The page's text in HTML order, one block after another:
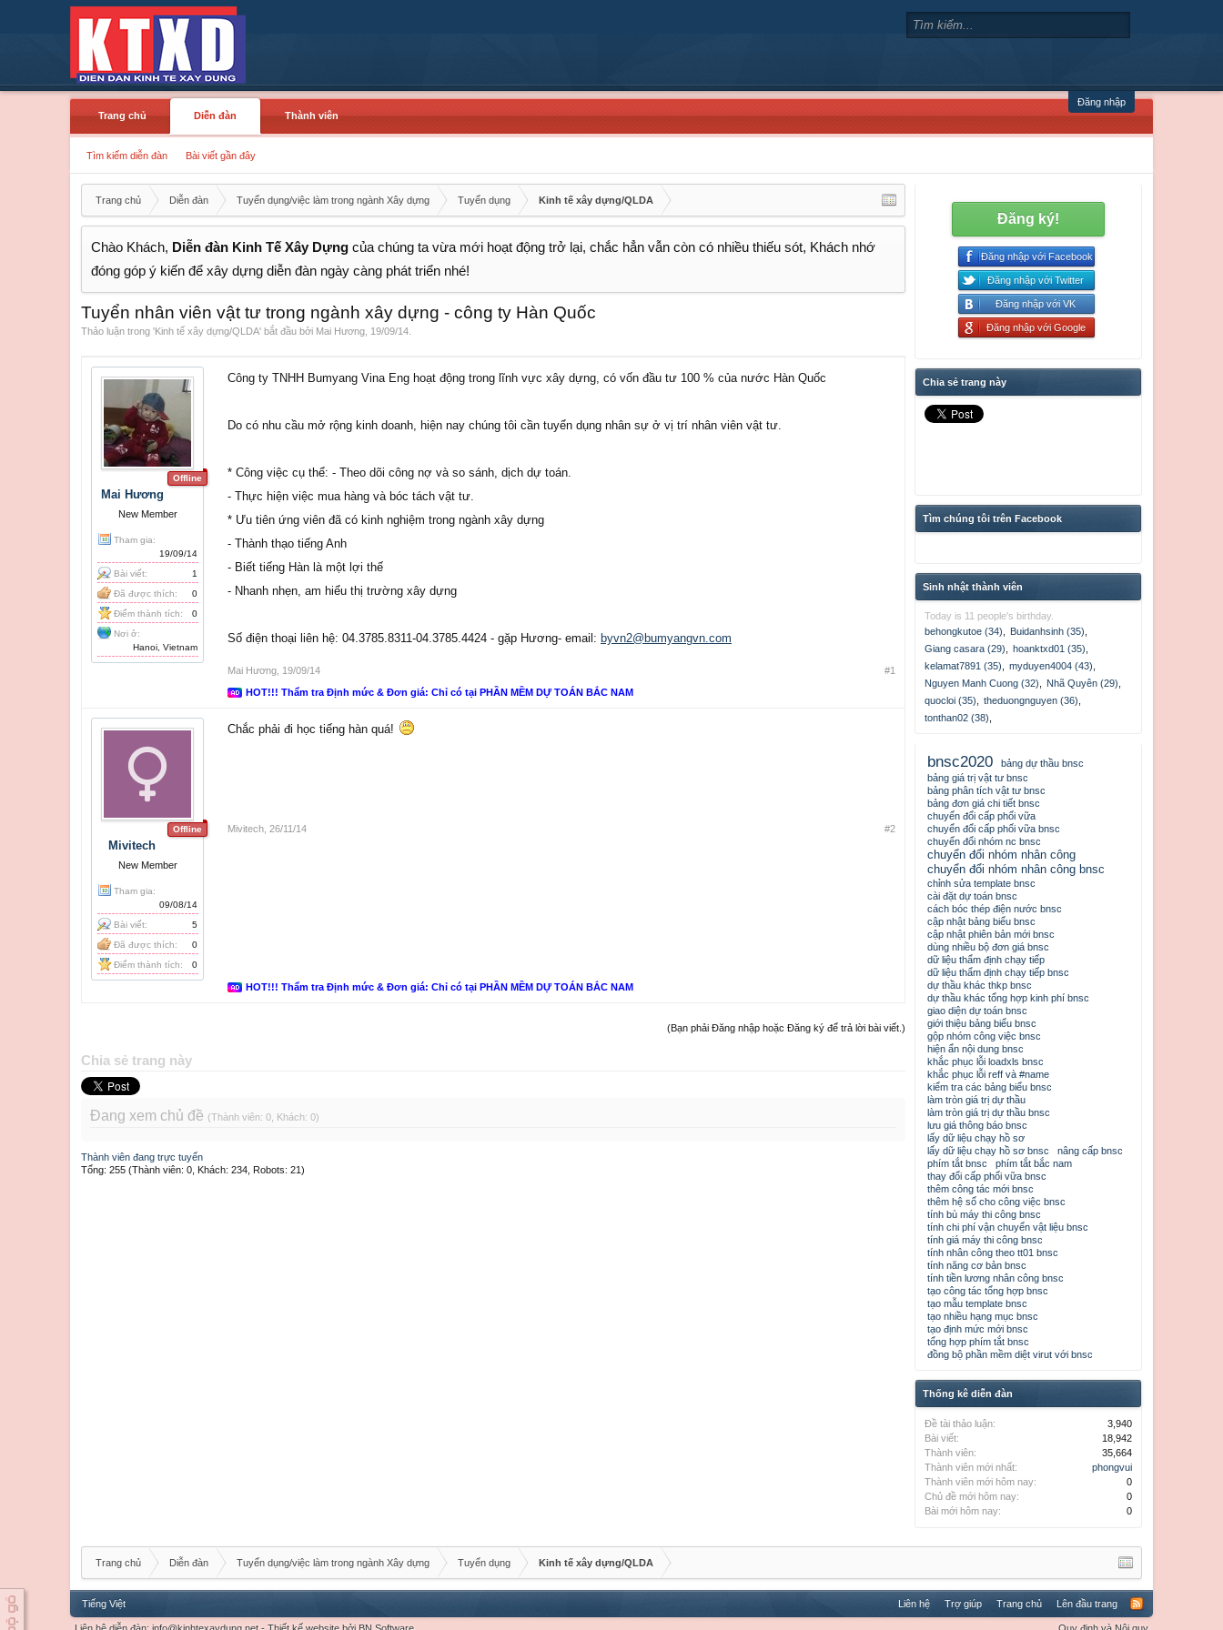
Đăng nhập
Trang chủ
Diễn đàn
Tìm kiếm diễn đàn Bài viết gần đây
Thành viên
Trang chủ Diễn đàn Tuyển dụng/việc làm trong ngành Xây dựng Tuyển dụng Kinh tế xây dựng/QLDA
Chào Khách, Diễn đàn Kinh Tế Xây Dựng của chúng ta vừa mới hoạt động trở lại, chắc hẳn vẫn còn có nhiều thiếu sót, Khách nhớ
đóng góp ý kiến để xây dựng diễn đàn ngày càng phát triển nhé!
Tuyển nhân viên vật tư trong ngành xây dựng - công ty Hàn Quốc
Thảo luận trong 'Kinh tế xây dựng/QLDA' bắt đầu bởi Mai Hương 19/09/14
Offline
Mai Hương
New Member
Tham gia:
19/09/14
Bài viết:
1
Đã được thích:
0
Điểm thành tích:
0
Nơi ở:
Hanoi, Vietnam
Công ty TNHH Bumyang Vina Eng hoạt động trong lĩnh vực xây dựng, có vốn đầu tư 100 % của nước Hàn Quốc
Do có nhu cầu mở rộng kinh doanh, hiện nay chúng tôi cần tuyển dụng nhân sự ở vị trí nhân viên vật tư.
* Công việc cụ thể: - Theo dõi công nợ và so sánh, dịch dự toán.
- Thực hiện việc mua hàng và bóc tách vật tư.
* Ưu tiên ứng viên đã có kinh nghiệm trong ngành xây dựng
- Thành thạo tiếng Anh
- Biết tiếng Hàn là một lợi thế
- Nhanh nhẹn, am hiểu thị trường xây dựng
Số điện thoại liên hệ: 04.3785.8311-04.3785.4424 - gặp Hương- email: byvn2@bumyangvn.com
Mai Hương 19/09/14
#1
HOT!!! Thẩm tra Định mức & Đơn giá: Chỉ có tại PHẦN MỀM DỰ TOÁN BẮC NAM
Offline
Mivitech
New Member
Tham gia:
09/08/14
Bài viết:
5
Đã được thích:
0
Điểm thành tích:
0
Chắc phải đi học tiếng hàn quá!
Mivitech 26/11/14 #2
HOT!!! Thẩm tra Định mức & Đơn giá: Chỉ có tại PHẦN MỀM DỰ TOÁN BẮC NAM
(Bạn phải Đăng nhập hoặc Đăng ký để trả lời bài viết.)
Chia sẻ trang này
Đang xem chủ đề (Thành viên: 0, Khách: 0)
Thành viên đang trực tuyến
Tổng: 255 (Thành viên: 0, Khách: 234, Robots: 21)
Đăng ký!
Đăng nhập với Facebook
Đăng nhập với Twitter
Đăng nhập với VK
Đăng nhập với Google
Chia sẻ trang này
Tìm chúng tôi trên Facebook
Sinh nhật thành viên
Today is 11 people's birthday.
behongkutoe (34)
Buidanhsinh (35)
Giang casara (29)
hoanktxd01 (35)
kelamat7891 (35)
myduyen4004 (43)
Nguyen Manh Cuong (32)
Nhã Quyên (29)
quocloi (35)
theduongnguyen (36)
tonthan02 (38)
bnsc2020
bảng dự thầu bnsc
bảng giá trị vật tư bnsc
bảng phân tích vật tư bnsc
bảng đơn giá chi tiết bnsc
chuyển đổi cấp phối vữa
chuyển đổi cấp phối vữa bnsc
chuyển đổi nhóm nc bnsc
chuyển đổi nhóm nhân công
chuyển đổi nhóm nhân công bnsc
chỉnh sửa template bnsc
cài đặt dự toán bnsc
cách bóc thép điện nước bnsc
cập nhật bảng biểu bnsc
cập nhật phiên bản mới bnsc
dùng nhiều bộ đơn giá bnsc
dữ liệu thẩm định chạy tiếp
dữ liệu thẩm định chạy tiếp bnsc
dự thầu khác thkp bnsc
dự thầu khác tổng hợp kinh phí bnsc
giao diện dự toán bnsc
giới thiệu bảng biểu bnsc
gộp nhóm công việc bnsc
hiện ẩn nội dung bnsc
khắc phục lỗi loadxls bnsc
khắc phục lỗi reff và #name
kiểm tra các bảng biểu bnsc
làm tròn giá trị dự thầu
làm tròn giá trị dự thầu bnsc
lưu giá thông báo bnsc
lấy dữ liệu chạy hồ sơ
lấy dữ liệu chạy hồ sơ bnsc
nâng cấp bnsc
phím tắt bnsc
phím tắt bắc nam
thay đổi cấp phối vữa bnsc
thêm công tác mới bnsc
thêm hệ số cho công việc bnsc
tính bù máy thi công bnsc
tính chi phí vận chuyển vật liệu bnsc
tính giá máy thi công bnsc
tính nhân công theo tt01 bnsc
tính năng cơ bản bnsc
tính tiền lương nhân công bnsc
tạo công tác tổng hợp bnsc
tạo mẫu template bnsc
tạo nhiều hạng mục bnsc
tạo định mức mới bnsc
tổng hợp phím tắt bnsc
đồng bộ phần mềm diệt virut với bnsc
Thống kê diễn đàn
Đề tài thảo luận:
3,940
Bài viết:
18,942
Thành viên:
35,664
Thành viên mới nhất:
phongvui
Thành viên mới hôm nay:
0
Chủ đề mới hôm nay:
0
Bài mới hôm nay:
0
Trang chủ Diễn đàn Tuyển dụng/việc làm trong ngành Xây dựng Tuyển dụng Kinh tế xây dựng/QLDA
Tiếng Việt Liên hệ Trợ giúp Trang chủ Lên đầu trang